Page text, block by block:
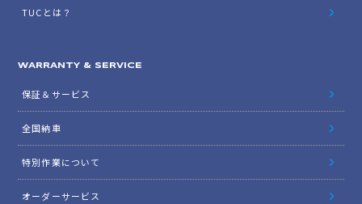
TUCとは？
WARRANTY & SERVICE
保証＆サービス
全国納車
特別作業について
オーダーサービス